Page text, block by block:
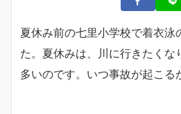
夏休み前の七里小学校で着衣泳
た。夏休みは、川に行きたくな
多いのです。いつ事故が起こる